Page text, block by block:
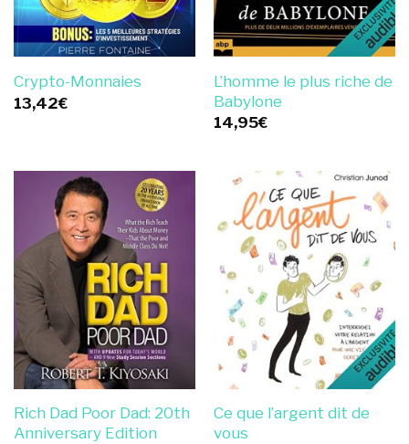
Crypto-Monnaies
13,42€
L’homme le plus riche de
Babylone
14,95€
Rich Dad Poor Dad: 20th
Anniversary Edition
Ce que l’argent dit de
vous